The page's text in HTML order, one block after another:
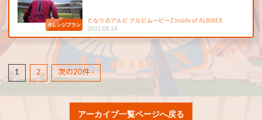
となりのアルビ アルビムービーZ Inside of ALBIREX
2021.08.14
1 2 次の20件 ›
アーカイブ一覧ページへ戻る